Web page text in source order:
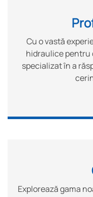
Cu o vastă
hidraulice pentru
specializat în a
Explorează gama